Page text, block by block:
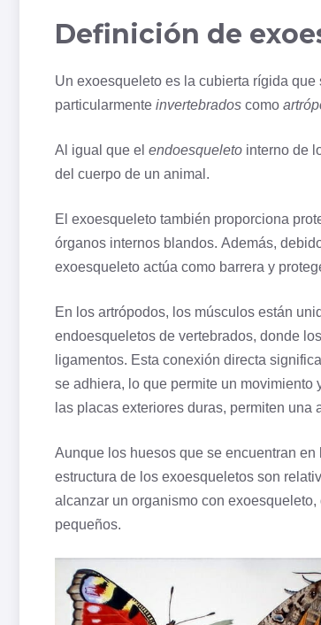
Definición de
Un exoesqueleto es la cubierta rígida
particularmente invertebrados como
Al igual que el endoesqueleto interno de
del cuerpo de un animal.
El exoesqueleto también proporciona
órganos internos blandos. Además,
exoesqueleto actúa como barrera y
En los artrópodos, los músculos están
endoesqueletos de vertebrados, donde
ligamentos. Esta conexión directa
se adhiera, lo que permite un movimiento
las placas exteriores duras, permiten
Aunque los huesos que se encuentran
estructura de los exoesqueletos son
alcanzar un organismo con
pequeños.